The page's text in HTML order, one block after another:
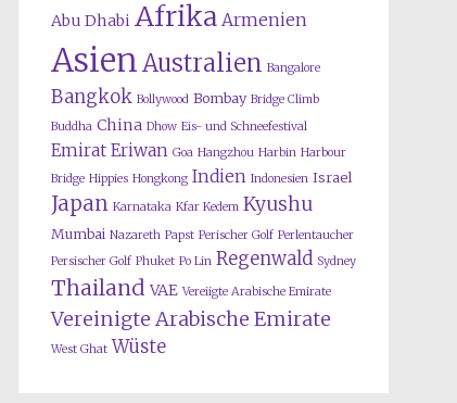
Abu Dhabi Afrika Armenien
AsienAustralien Bangalore
Bangkok Bollywood Bombay Bridge Climb
Buddha China Dhow Eis- und Schneefestival
Emirat Eriwan Goa Hangzhou Harbin Harbour
Bridge Hippies Hongkong Indien Indonesien Israel
Japan Karnataka Kfar Kedem Kyushu
Mumbai Nazareth Papst Perischer Golf Perlentaucher
Persischer Golf Phuket Po Lin Regenwald Sydney
Thailand VAE Vereiigte Arabische Emirate
Vereinigte Arabische Emirate
West Ghat Wüste